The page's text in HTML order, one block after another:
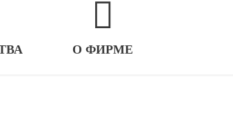
О ФИРМЕ